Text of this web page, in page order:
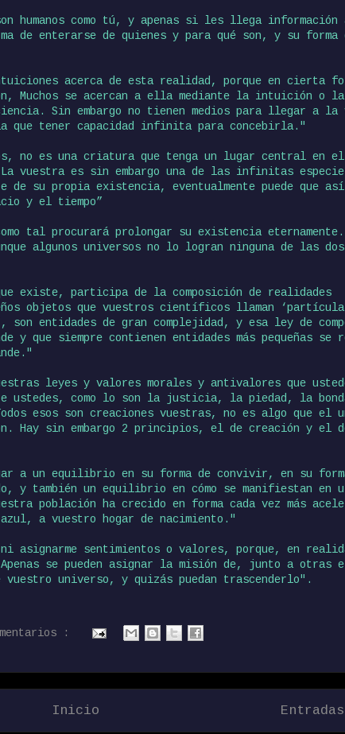
humanos como tú, y apenas si les llega información
de enterarse de quienes y para qué son, y su forma
acerca de esta realidad, porque en cierta
Muchos se acercan a ella mediante la intuición o la
Sin embargo no tienen medios para llegar a la
que tener capacidad infinita para concebirla."
no es una criatura que tenga un lugar central en
vuestra es sin embargo una de las infinitas
de su propia existencia, eventualmente puede que
y el tiempo”
tal procurará prolongar su existencia eternamente.
algunos universos no lo logran ninguna de las
existe, participa de la composición de realidades
objetos que vuestros científicos llaman
son entidades de gran complejidad, y esa ley de
y que siempre contienen entidades más pequeñas se
leyes y valores morales y antivalores que
ustedes, como lo son la justicia, la piedad, la
esos son creaciones vuestras, no es algo que el
Hay sin embargo 2 principios, el de creación y el
a un equilibrio en su forma de convivir, en su
y también un equilibrio en cómo se manifiestan en
población ha crecido en forma cada vez más
a vuestro hogar de nacimiento."
asignarme sentimientos o valores, porque, en
se pueden asignar la misión de, junto a otras
universo, y quizás puedan trascenderlo".
:
Inicio